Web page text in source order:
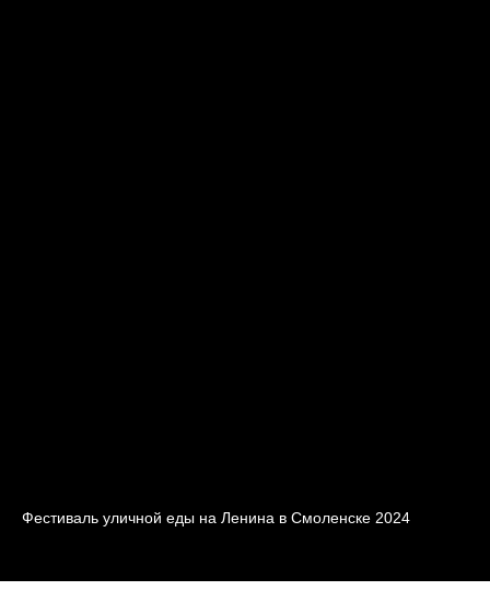
Фестиваль уличной еды на Ленина в Смоленске 2024